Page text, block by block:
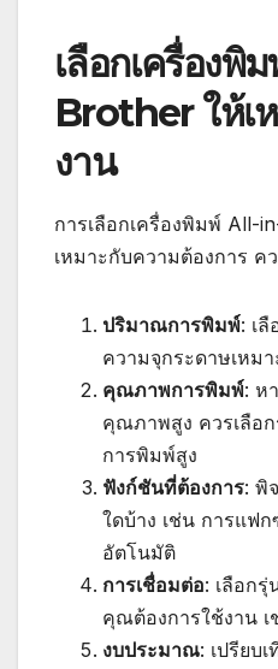
เลือกเครื่อง
Brother ให้เ
งาน
การเลือกเครื่องพิมพ์ All-
เหมาะกับความต้องการ ค
ปริมาณการพิมพ์: เ
ความจุกระดาษเห
คุณภาพการพิมพ์: ห
คุณภาพสูง ควรเลือ
การพิมพ์สูง
ฟังก์ชันที่ต้องการ: พิ
ใดบ้าง เช่น การแฟ
อัตโนมัติ
การเชื่อมต่อ: เลือก
คุณต้องการใช้งาน
งบประมาณ: เปรียบ